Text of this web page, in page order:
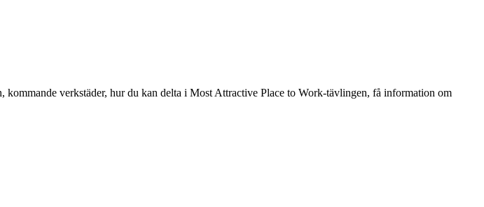
verkstäder, hur du kan delta i Most Attractive Place to Work-tävlingen, få information om